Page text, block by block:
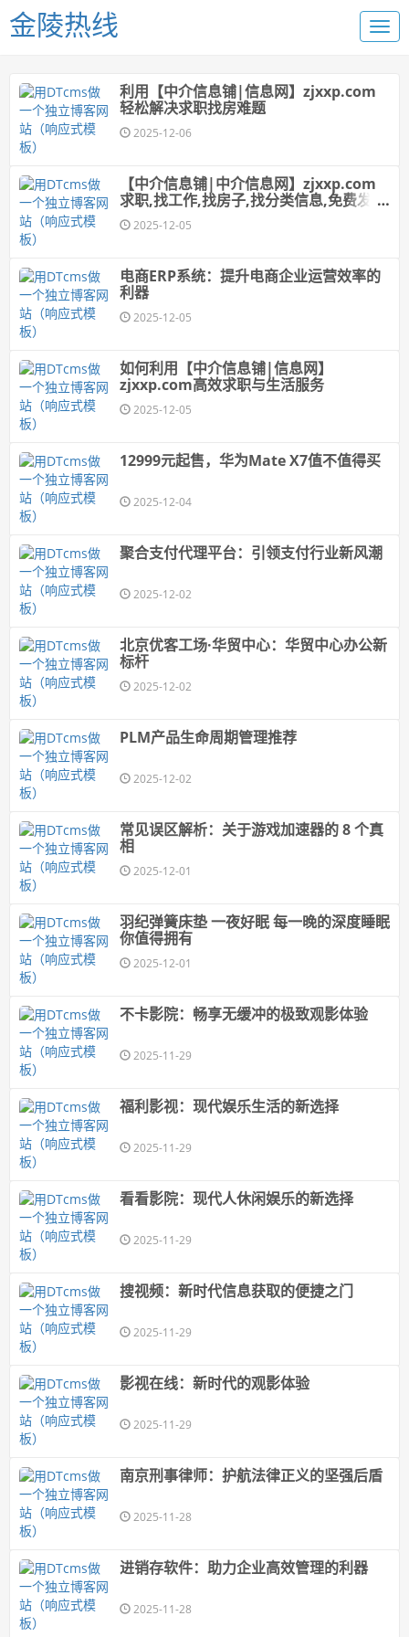
金陵热线
利用【中介信息铺|信息网】zjxxp.com
轻松解决求职找房难题
2025-12-06
【中介信息铺|中介信息网】zjxxp.com
求职,找工作,找房子,找分类信息,免费发布
分类信息!
2025-12-05
电商ERP系统：提升电商企业运营效率的
利器
2025-12-05
如何利用【中介信息铺|信息网】
zjxxp.com高效求职与生活服务
2025-12-05
12999元起售，华为Mate X7值不值得买
2025-12-04
聚合支付代理平台：引领支付行业新风潮
2025-12-02
北京优客工场·华贸中心：华贸中心办公新
标杆
2025-12-02
PLM产品生命周期管理推荐
2025-12-02
常见误区解析：关于游戏加速器的 8 个真
相
2025-12-01
羽纪弹簧床垫 一夜好眠 每一晚的深度睡眠
你值得拥有
2025-12-01
不卡影院：畅享无缓冲的极致观影体验
2025-11-29
福利影视：现代娱乐生活的新选择
2025-11-29
看看影院：现代人休闲娱乐的新选择
2025-11-29
搜视频：新时代信息获取的便捷之门
2025-11-29
影视在线：新时代的观影体验
2025-11-29
南京刑事律师：护航法律正义的坚强后盾
2025-11-28
进销存软件：助力企业高效管理的利器
2025-11-28